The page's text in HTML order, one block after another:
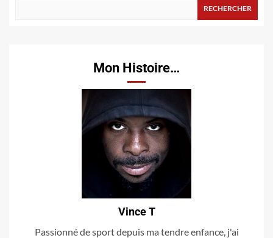
RECHERCHER
Mon Histoire…
Vince T
Passionné de sport depuis ma tendre enfance, j'ai